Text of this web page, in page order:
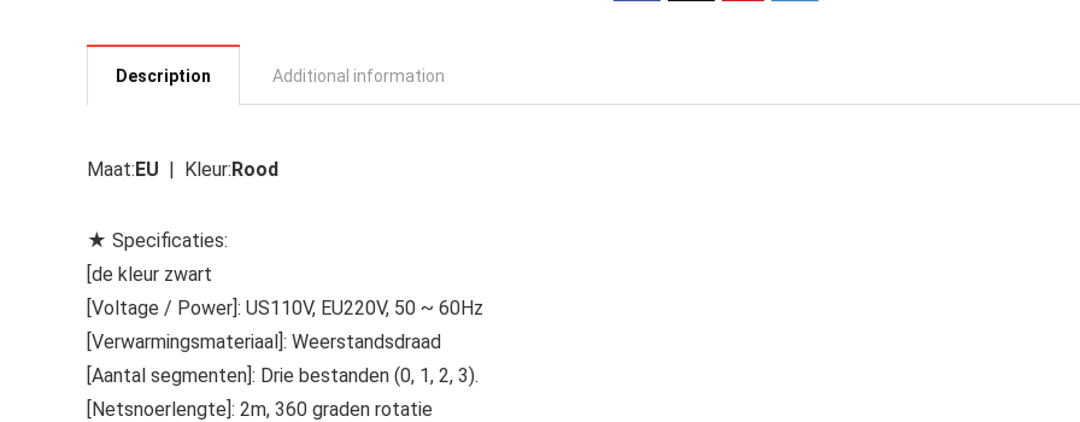
Description Additional information
Maat:EU | Kleur:Rood
★ Specificaties:
[de kleur zwart
[Voltage / Power]: US110V, EU220V, 50 ~ 60Hz
[Verwarmingsmateriaal]: Weerstandsdraad
[Aantal segmenten]: Drie bestanden (0, 1, 2, 3).
[Netsnoerlengte]: 2m, 360 graden rotatie